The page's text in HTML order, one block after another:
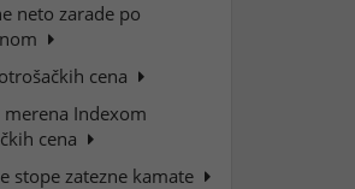
neto zarade po
cena
merena Indexom
cena
stope zatezne kamate